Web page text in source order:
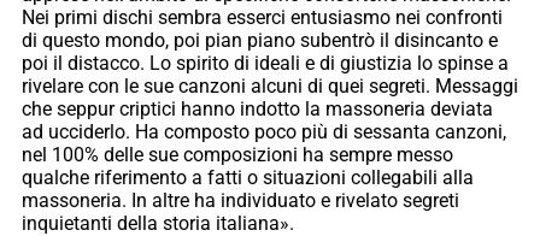
Nei primi dischi sembra esserci entusiasmo nei confronti
di questo mondo, poi pian piano subentrò il disincanto e
poi il distacco. Lo spirito di ideali e di giustizia lo spinse a
rivelare con le sue canzoni alcuni di quei segreti. Messaggi
che seppur criptici hanno indotto la massoneria deviata
ad ucciderlo. Ha composto poco più di sessanta canzoni,
nel 100% delle sue composizioni ha sempre messo
qualche riferimento a fatti o situazioni collegabili alla
massoneria. In altre ha individuato e rivelato segreti
inquietanti della storia italiana».